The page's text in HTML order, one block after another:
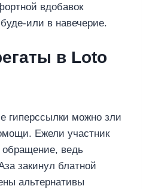
вдобавок
или в навечерие.
в Loto
гиперссылки можно зли
Ежели участник
ведь
закинул блатной
альтернативы